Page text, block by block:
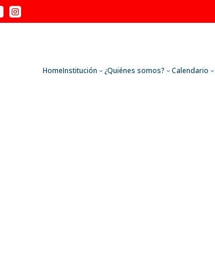

HomeInstitución 3 ¿Quiénes somos? 3 Calendario 3